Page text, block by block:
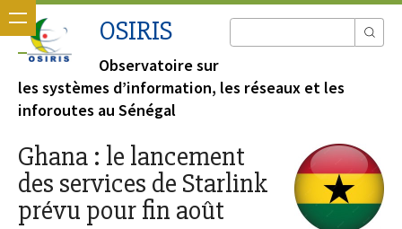
OSIRIS
Observatoire sur
les systèmes d’information, les réseaux et les
inforoutes au Sénégal
Ghana : le lancement
des services de Starlink
prévu pour fin août